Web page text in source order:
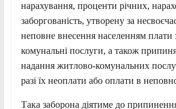
нарахування, проценти річних,
заборгованість, утворену за
неповне внесення населенням плати
комунальні послуги, а також
надання житлово-комунальних
разі їх неоплати або оплати в
Така заборона діятиме до